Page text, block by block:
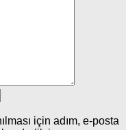
için adım, e-posta